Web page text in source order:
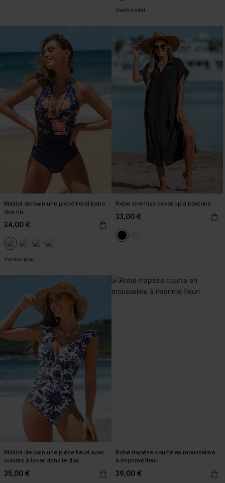
Ventre plat
Maillot de bain une pièce floral boho
dos nu
34,00 €
Ventre plat
Robe chemise cover up à boutons
33,00 €
Maillot de bain une pièce fleuri avec
volants à lacer dans le dos
35,00 €
Robe trapèze courte en mousseline
à imprimé fleuri
39,00 €